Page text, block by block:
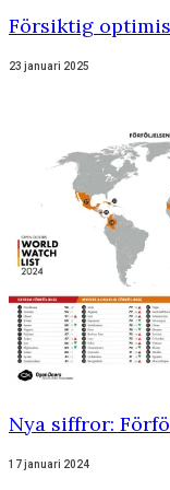
Försiktig
23 januari 2025
Nya siffror:
17 januari 2024